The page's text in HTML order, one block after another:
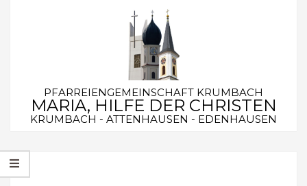
PFARREIENGEMEINSCHAFT KRUMBACH
MARIA, HILFE DER CHRISTEN
KRUMBACH - ATTENHAUSEN - EDENHAUSEN
Secondary
Navigation